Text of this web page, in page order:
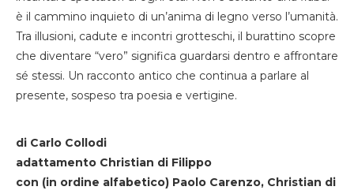
è il cammino inquieto di un’anima di legno verso l’umanità.
Tra illusioni, cadute e incontri grotteschi, il burattino scopre
che diventare “vero” significa guardarsi dentro e affrontare
sé stessi. Un racconto antico che continua a parlare al
presente, sospeso tra poesia e vertigine.
di Carlo Collodi
adattamento Christian di Filippo
con (in ordine alfabetico) Paolo Carenzo, Christian di